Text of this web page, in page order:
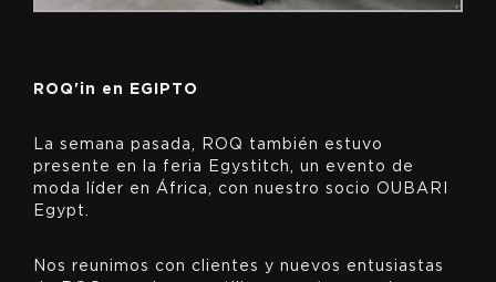
ROQ'in en EGIPTO
La semana pasada, ROQ también estuvo
presente en la feria Egystitch, un evento de
moda líder en África, con nuestro socio OUBARI
Egypt.
Nos reunimos con clientes y nuevos entusiastas